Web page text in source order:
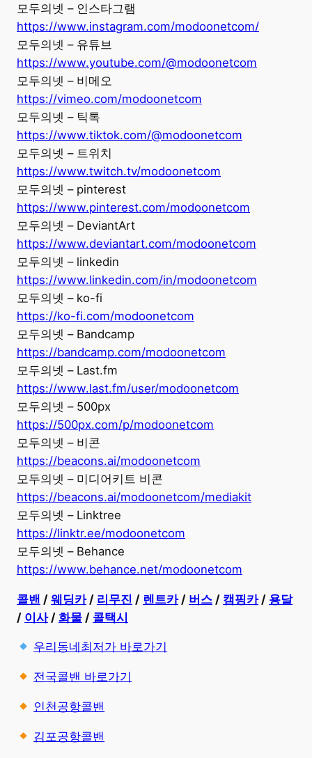
모두의넷 – 인스타그램
https://www.instagram.com/modoonetcom/
모두의넷 – 유튜브
https://www.youtube.com/@modoonetcom
모두의넷 – 비메오
https://vimeo.com/modoonetcom
모두의넷 – 틱톡
https://www.tiktok.com/@modoonetcom
모두의넷 – 트위치
https://www.twitch.tv/modoonetcom
모두의넷 – pinterest
https://www.pinterest.com/modoonetcom
모두의넷 – DeviantArt
https://www.deviantart.com/modoonetcom
모두의넷 – linkedin
https://www.linkedin.com/in/modoonetcom
모두의넷 – ko-fi
https://ko-fi.com/modoonetcom
모두의넷 – Bandcamp
https://bandcamp.com/modoonetcom
모두의넷 – Last.fm
https://www.last.fm/user/modoonetcom
모두의넷 – 500px
https://500px.com/p/modoonetcom
모두의넷 – 비콘
https://beacons.ai/modoonetcom
모두의넷 – 미디어키트 비콘
https://beacons.ai/modoonetcom/mediakit
모두의넷 – Linktree
https://linktr.ee/modoonetcom
모두의넷 – Behance
https://www.behance.net/modoonetcom
콜밴 / 웨딩카/ 리무진 / 렌트카/ 버스 / 캠핑카/ 용달
/ 이사/ 화물 / 콜택시
우리동네최저가 바로가기
전국콜밴 바로가기
인천공항콜밴
김포공항콜밴